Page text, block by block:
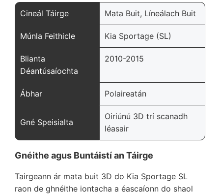
Cineál Táirge Mata Buit, Líneálach Buit
Múnla Feithicle Kia Sportage (SL)
Blianta
Déantúsaíochta
2010-2015
Ábhar Polaireatán
Gné Speisialta
Oiriúnú 3D trí scanadh
léasair
Gnéithe agus Buntáistí an Táirge
Tairgeann ár mata buit 3D do Kia Sportage SL
raon de ghnéithe iontacha a éascaíonn do shaol